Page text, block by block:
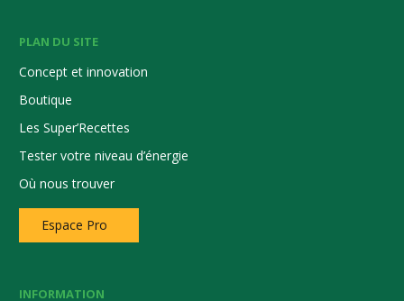
PLAN DU SITE
Concept et innovation
Boutique
Les Super’Recettes
Tester votre niveau d’énergie
Où nous trouver
Espace Pro
INFORMATION